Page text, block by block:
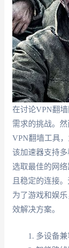
在讨论VPN翻
需求的挑战。
VPN翻墙工具
该加速器支持
选取最佳的网
且稳定的连接
为了游戏和娱
效解决方案。
多设备兼